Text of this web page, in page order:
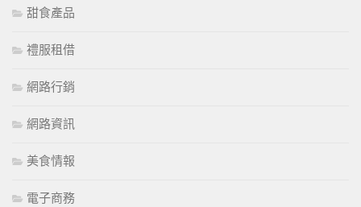
甜食產品
禮服租借
網路行銷
網路資訊
美食情報
電子商務